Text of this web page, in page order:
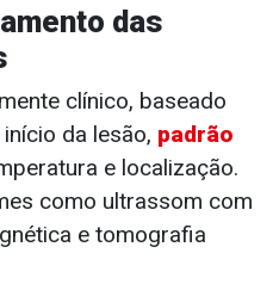
das
clínico, baseado
da lesão, padrão
e localização.
como ultrassom com
e tomografia